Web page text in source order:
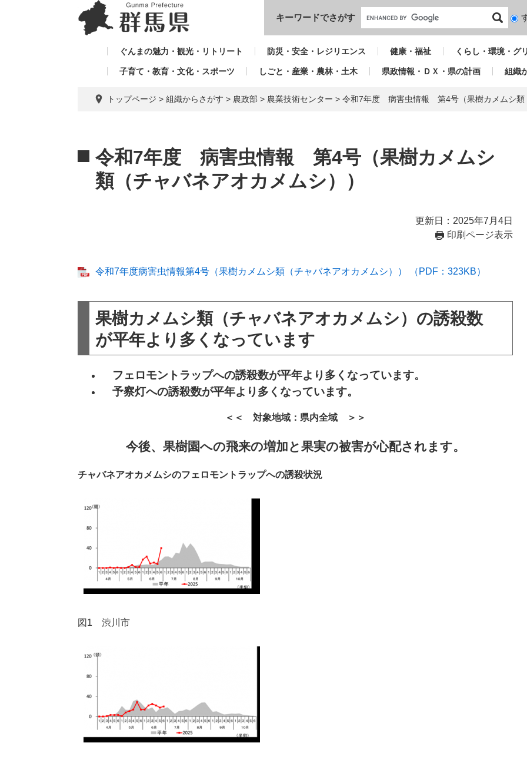
本文へ
キーワードでさがす
検
対
ぐんまの魅力・観光・リトリート 防災・安全・レジリエンス 健康・福祉 くらし・環境・グ
子育て・教育・文化・スポーツ しごと・産業・農林・土木 県政情報・ＤＸ・県の計画 組織
トップページ > 組織からさがす > 農政部 > 農業技術センター > 令和7年度 病害虫情報 第4号（果樹カメムシ類
文
令和7年度 病害虫情報 第4号（果樹カメムシ
類（チャバネアオカメムシ））
更新日：2025年7月4日
印刷ページ表示
令和7年度病害虫情報第4号（果樹カメムシ類（チャバネアオカメムシ）） （PDF：323KB）
​果樹カメムシ類（チャバネアオカメムシ）の誘殺数
が平年より多くなっています
フェロモントラップへの誘殺数が平年より多くなっています。
予察灯への誘殺数が平年より多くなっています。
＜＜ 対象地域：県内全域 ＞＞
今後、果樹園への飛来の増加と果実の被害が心配されます。
チャバネアオカメムシのフェロモントラップへの誘殺状況
図1 渋川市